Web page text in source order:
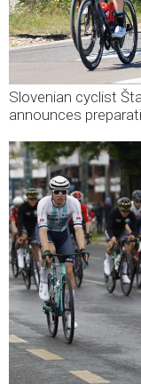
Slovenian cyclist
announces